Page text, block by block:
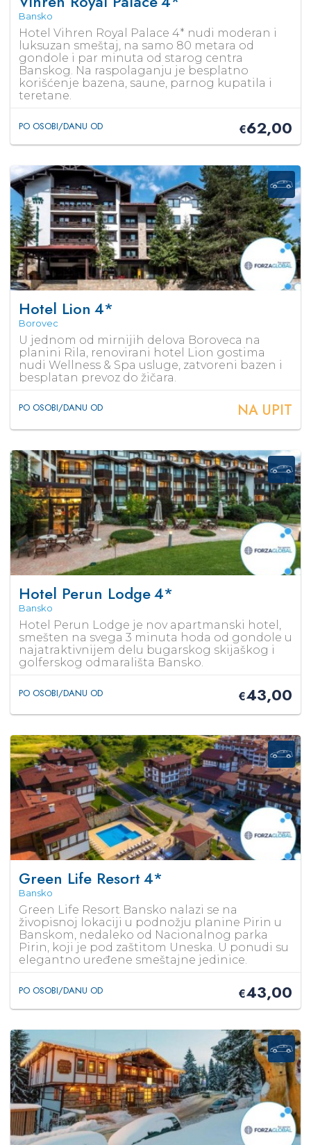
Bansko
Hotel Vihren Royal Palace 4* nudi moderan i
luksuzan smeštaj, na samo 80 metara od
gondole i par minuta od starog centra
Banskog. Na raspolaganju je besplatno
korišćenje bazena, saune, parnog kupatila i
teretane.
PO OSOBI/DANU OD €62,00
Hotel Lion 4*
Borovec
U jednom od mirnijih delova Boroveca na
planini Rila, renovirani hotel Lion gostima
nudi Wellness & Spa usluge, zatvoreni bazen i
besplatan prevoz do žičara.
PO OSOBI/DANU OD NA UPIT
Hotel Perun Lodge4*
Bansko
Hotel Perun Lodge je nov apartmanski hotel,
smešten na svega 3 minuta hoda od gondole u
najatraktivnijem delu bugarskog skijaškog i
golferskog odmarališta Bansko.
PO OSOBI/DANU OD €43,00
Green Life Resort4*
Bansko
Green Life Resort Bansko nalazi se na
živopisnoj lokaciji u podnožju planine Pirin u
Banskom, nedaleko od Nacionalnog parka
Pirin, koji je pod zaštitom Uneska. U ponudi su
elegantno uređene smeštajne jedinice.
PO OSOBI/DANU OD €43,00